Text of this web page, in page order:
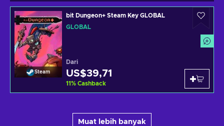
Steam
bit Dungeon+ Steam Key GLOBAL
GLOBAL
Dari
US$39,71
11% Cashback
Muat lebih banyak